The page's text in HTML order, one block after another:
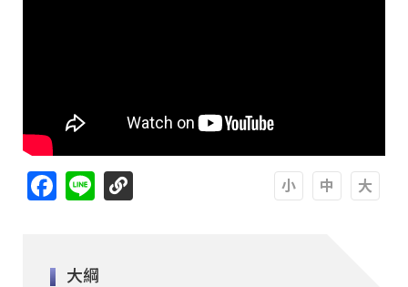
Facebook
Line
大綱